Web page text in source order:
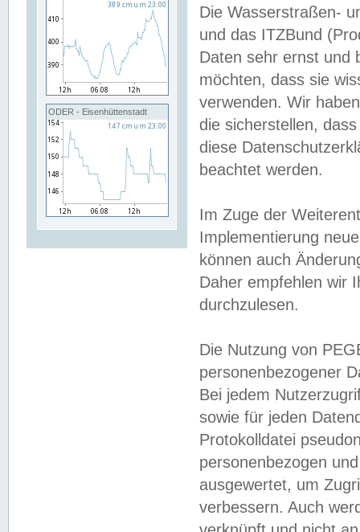
ODER - Eisenhüttenstadt
Die Wasserstraßen-
und das ITZBund
Daten sehr ernst und
möchten, dass sie
verwenden. Wir
die sicherstellen,
diese
beachtet werden.
Im Zuge der
Implementierung
können auch
Daher empfehlen wir
durchzulesen.
Die Nutzung von
personenbezogener
Bei jedem
sowie für jeden
Protokolldatei
personenbezogen
ausgewertet, um
verbessern. Auch